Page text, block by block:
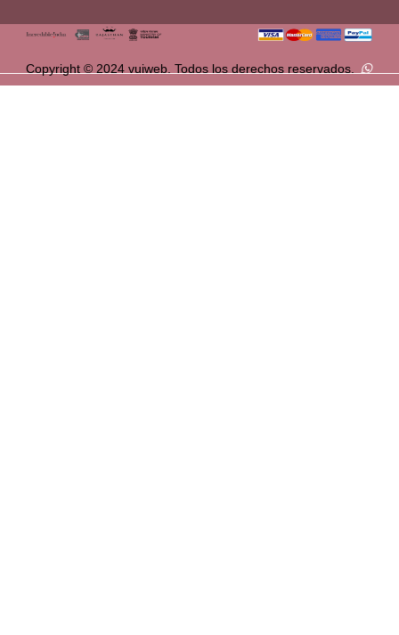
Copyright © 2024 vuiweb. Todos los derechos reservados.